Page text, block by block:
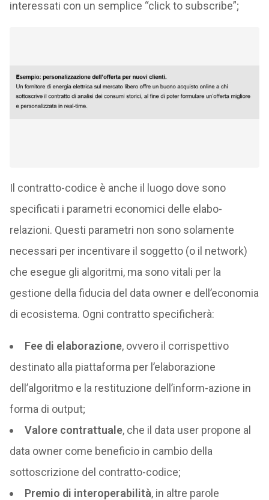
interessati con un semplice “click to subscribe”;
Il contratto-codice è anche il luogo dove sono
specificati i parametri economici delle elabo-
relazioni. Questi parametri non sono solamente
necessari per incentivare il soggetto (o il network)
che esegue gli algoritmi, ma sono vitali per la
gestione della fiducia del data owner e dell’economia
di ecosistema. Ogni contratto specificherà:
Fee di elaborazione, ovvero il corrispettivo
destinato alla piattaforma per l’elaborazione
dell’algoritmo e la restituzione dell’inform-azione in
forma di output;
Valore contrattuale, che il data user propone al
data owner come beneficio in cambio della
sottoscrizione del contratto-codice;
Premio di interoperabilità, in altre parole